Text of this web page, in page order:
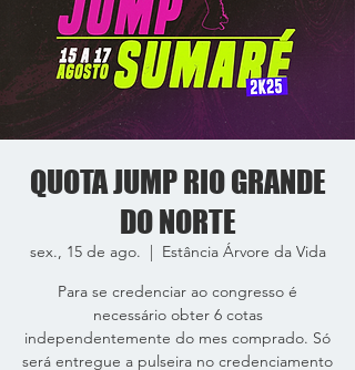
QUOTA JUMP RIO GRANDE
DO NORTE
sex., 15 de ago.
  |
Estância Árvore da Vida
Para se credenciar ao congresso é
necessário obter 6 cotas
independentemente do mes comprado. Só
será entregue a pulseira no credenciamento